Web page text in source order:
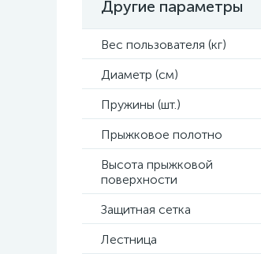
Другие параметры
Вес пользователя (кг)
Диаметр (см)
Пружины (шт.)
Прыжковое полотно
Высота прыжковой
поверхности
Защитная сетка
Лестница